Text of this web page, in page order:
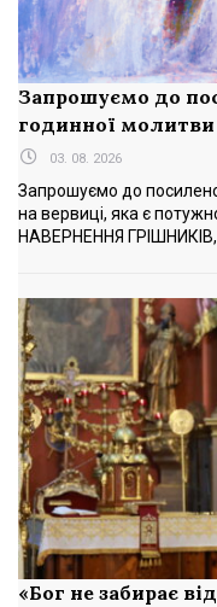
Запрошуємо до
годинної молитви
03. 08. 2026
Запрошуємо до
на вервиці, яка є
НАВЕРНЕННЯ
«Бог не забирає